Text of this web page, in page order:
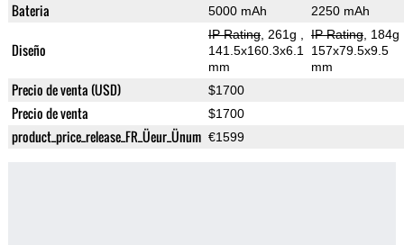
Bateria 5000 mAh 2250 mAh
Diseño
IP Rating, 261g
141.5x160.3x6.1
mm
IP Rating, 184g
157x79.5x9.5
mm
Precio de venta (USD) $1700
Precio de venta $1700
product_price_release_FR_Üeur_Ünum €1599